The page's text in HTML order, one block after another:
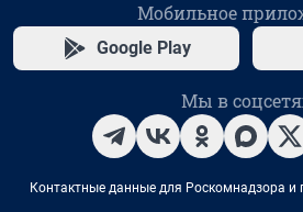
Мобильное
Google Play
Мы в
Контактные данные для Роскомнадзора и